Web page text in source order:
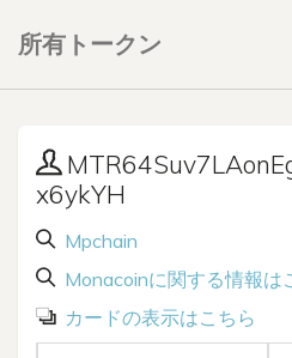
所有トークン
x6ykYH
Mpchain
Monacoinに関する情報は
カードの表示はこちら